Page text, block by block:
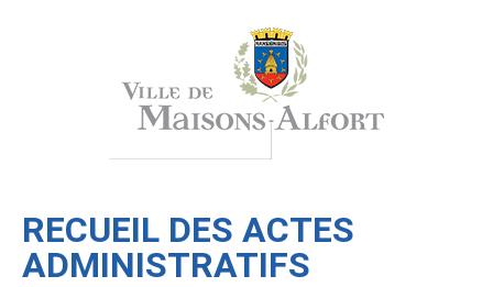
RECUEIL DES ACTES
ADMINISTRATIFS